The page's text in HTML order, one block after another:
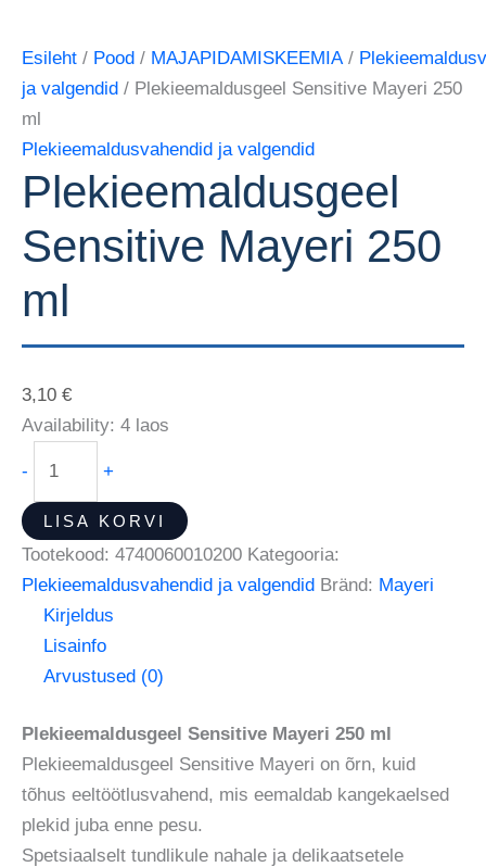
Esileht / Pood / MAJAPIDAMISKEEMIA/
ja valgendid / Plekieemaldusgeel Sensitive Mayeri 250
ml
Plekieemaldusvahendid ja valgendid
Plekieemaldusgeel
Sensitive Mayeri 250
ml
3,10 €
Availability: 4 laos
- +
LISA KORVI
Tootekood: 4740060010200 Kategooria:
Plekieemaldusvahendid ja valgendid Bränd: Mayeri
Kirjeldus
Lisainfo
Arvustused (0)
Plekieemaldusgeel Sensitive Mayeri 250 ml
Plekieemaldusgeel Sensitive Mayeri on õrn, kuid
tõhus eeltöötlusvahend, mis eemaldab kangekaelsed
plekid juba enne pesu.
Spetsiaalselt tundlikule nahale ja delikaatsetele